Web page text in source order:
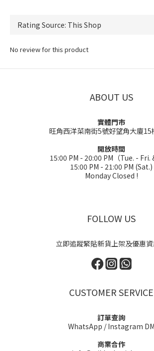
No review for this product
ABOUT US
實體門市
旺角西洋菜南街5號好望角大廈15
開放時間
15:00 PM - 20:00 PM（Tue. - Fri.
15:00 PM - 21:00 PM (Sat.)
Monday Closed !
FOLLOW US
立即追蹤緊貼新貨上架及優惠資
CUSTOMER SERVICE
訂單查詢
WhatsApp /Instagram DM
商業合作